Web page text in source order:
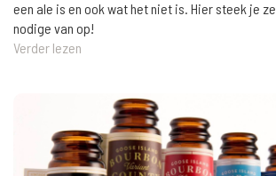
een ale is en ook wat het niet is. Hier steek je
nodige van op!
Verder lezen